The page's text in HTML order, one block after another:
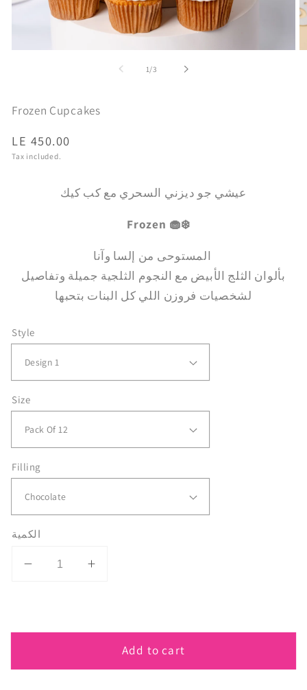
1 /
of3
Frozen Cupcakes
Regular
price
LE 450.00
Tax included.
عيشي جو ديزني السحري مع كب كيك
Frozen 🧁❄️
بألوان الثلج الأبيض مع النجوم الثلجية جميلة وتفاصيل
لشخصيات فروزن اللي كل البنات بتحبها
Style
Size
Filling
الكمية
Decrease
Cupcakes
Increase
Cupcakes
Add to cart